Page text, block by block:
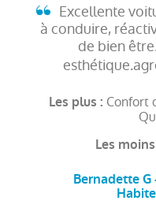
Excellente
à conduire,
de bien
Les plus : Confort
Les
Bernadette G